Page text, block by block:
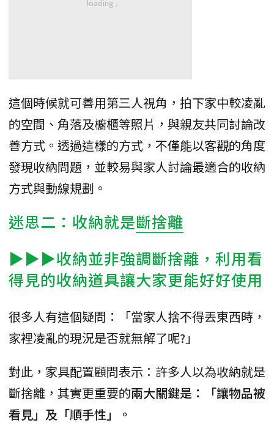
這個時候就可善用第三人視角，拍下家中較凌亂
的空間、角落及櫥櫃等照片，與親友共同討論改
善方式。透過這樣的方式，不僅能以客觀的角度
發現收納問題，並較易與家人討論最適合的收納
方式與動線規劃。
迷思二：收納就是斷捨離
▶▶▶收納並非強調斷捨離，利用看
得見的收納道具讓大家更能好好使用
很多人有這個疑問：「當家人捨不得丟東西時，
家裡凌亂的現況是否就無解了呢?」
對此，家具配置顧問表示：許多人以為收納就是
斷捨離，其實更重要的兩大關鍵是：「讓物品被
看見」及「順手性」。